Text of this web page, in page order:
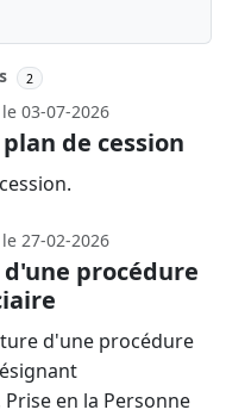
2
03-07-2026
de cession
27-02-2026
procédure
d'une procédure
en la Personne